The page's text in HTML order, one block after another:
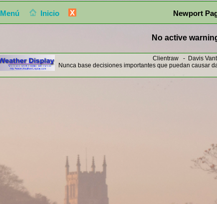
Menú Inicio X Newport
No active
Clientraw - Davis
Nunca base decisiones importantes que puedan causar